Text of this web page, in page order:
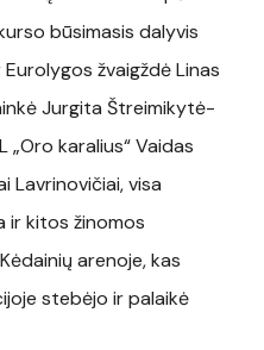
būsimasis dalyvis
žvaigždė Linas
Jurgita Štreimikytė-
„Oro karalius“ Vaidas
Lavrinovičiai, visa
ir kitos žinomos
arenoje, kas
stebėjo ir palaikė